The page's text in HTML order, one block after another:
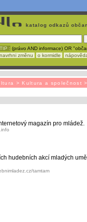
katalog odkazů
: (právo AND informace) OR
navrhni změnu
o kormidle
> Kultura a společnost >
magazín pro mládež.
hudebních akcí mladých
tamtam